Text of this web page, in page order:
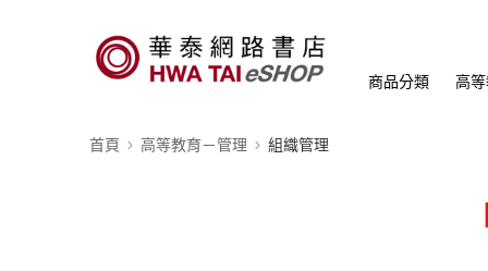
商品分類 高
首頁 高等教育－管理 組織管理